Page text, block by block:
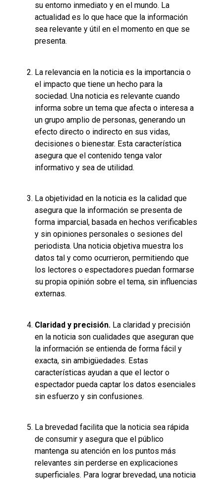
su entorno inmediato y en el mundo. La
actualidad es lo que hace que la información
sea relevante y útil en el momento en que se
presenta.
La relevancia en la noticia es la importancia o
el impacto que tiene un hecho para la
sociedad. Una noticia es relevante cuando
informa sobre un tema que afecta o interesa a
un grupo amplio de personas, generando un
efecto directo o indirecto en sus vidas,
decisiones o bienestar. Esta característica
asegura que el contenido tenga valor
informativo y sea de utilidad.
La objetividad en la noticia es la calidad que
asegura que la información se presenta de
forma imparcial, basada en hechos verificables
y sin opiniones personales o sesiones del
periodista. Una noticia objetiva muestra los
datos tal y como ocurrieron, permitiendo que
los lectores o espectadores puedan formarse
su propia opinión sobre el tema, sin influencias
externas.
Claridad y precisión. La claridad y precisión
en la noticia son cualidades que aseguran que
la información se entienda de forma fácil y
exacta, sin ambigüedades. Estas
características ayudan a que el lector o
espectador pueda captar los datos esenciales
sin esfuerzo y sin confusiones.
La brevedad facilita que la noticia sea rápida
de consumir y asegura que el público
mantenga su atención en los puntos más
relevantes sin perderse en explicaciones
superficiales. Para lograr brevedad, una noticia